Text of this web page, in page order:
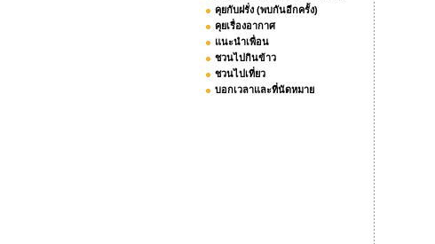
คุยกับฝรั่ง (พบกันอีกครั้ง)
คุยเรื่องอากาศ
แนะนำเพื่อน
ชวนไปกินข้าว
ชวนไปเที่ยว
บอกเวลาและที่นัดหมาย